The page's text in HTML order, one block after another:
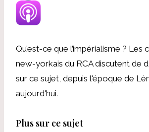
Qu’est-ce que l’impérialisme ? Les
new-yorkais du RCA discutent de
sur ce sujet, depuis l'époque de
aujourd'hui.
Plus sur ce sujet